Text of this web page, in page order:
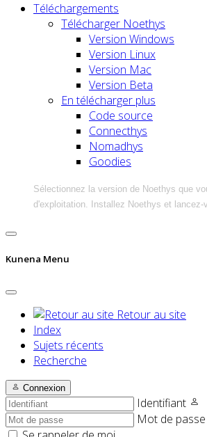
Téléchargements
Télécharger Noethys
Version Windows
Version Linux
Version Mac
Version Beta
En télécharger plus
Code source
Connecthys
Nomadhys
Goodies
Sélectionnez la version de Noethys que
d'exploitation. Installez Noethys et
Kunena Menu
Retour au site
Index
Sujets récents
Recherche
Connexion
Identifiant
Mot de passe